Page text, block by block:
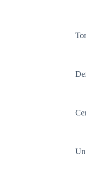
Un